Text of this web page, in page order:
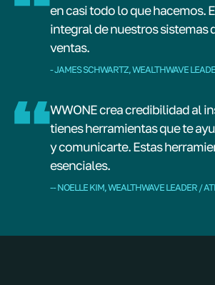
en casi todo lo que hacemos.
integral de nuestros sistemas
ventas.
- JAMES SCHWARTZ, WEALTHWAVE
WWONE crea credibilidad al
tienes herramientas que te
y comunicarte. Estas
esenciales.
-- NOELLE KIM, WEALTHWAVE LEADER /